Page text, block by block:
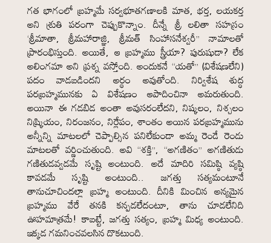
గత భాగంలో బ్రహ్మమే సర్వభూతగణాలకి మాత, భర్త, లయకర్త
అని శ్రుతి పరంగా చెప్పుకొన్నాం. దీన్నే శ్రీ లలితా సహస్రం
‘శ్రీమాతా, శ్రీమహారాజ్ఞి, శ్రీమత్ సింహాసనేశ్వరీ” నామాలతో
ప్రారంభిస్తుంది. అయితే, ఆ బ్రహ్మము స్త్రీయా? పురుషుడా? లేక
అలింగమా అని ప్రశ్న వస్తోంది. అందుకనే “యతో” (విశేషణలేని)
పదం వాడబడిందని అర్థం అవుతోంది. నిర్విశేష శుద్ధ
పరబ్రహ్మమునకు ఏ విశేషణం ఆపాదించినా అమరుతుంది.
అయినా ఈ గడబిడ అంతా అవుసరంలేదని, నిష్కలం, నిశ్చలం
నిష్క్రియం, నిరంజనం, నిర్లేపం, శాంతం అయిన పరబ్రహ్మమును
అన్నీన్ని మాటలలో చెప్పాల్సిన పనిలేకుండా అమ్మ రెండే రెండు
మాటలతో వర్ణించుతుంది. అవి “శక్తి”, “అగణితం” అగణితుడు
గణితుడవ్వడమే సృష్టి అంటుంది. అదే మాదిరి సమిష్ఠి వ్యష్ఠి
కావడమే సృష్టి అంటుంది.. జగత్తు సత్యమంటూనే
తానుచూచిందల్లా బ్రహ్మ అంటుంది. దీనికి మించిన అన్యమైన
బ్రహ్మము వేరే తనకి కన్పడలేదంటూ, తాను చూడలేనిది
ఊహమాత్రమే! కాబట్టే, జగత్తు సత్యం, బ్రహ్మ మిధ్య అంటుంది.
ఇక్కడ గమనించవలసిన దొకటుంది.